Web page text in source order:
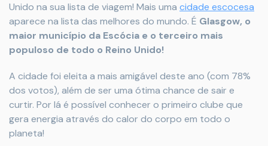
Unido na sua lista de viagem! Mais uma cidade escocesa
aparece na lista das melhores do mundo. É Glasgow, o
maior município da Escócia e o terceiro mais
populoso de todo o Reino Unido!
A cidade foi eleita a mais amigável deste ano (com 78%
dos votos), além de ser uma ótima chance de sair e
curtir. Por lá é possível conhecer o primeiro clube que
gera energia através do calor do corpo em todo o
planeta!